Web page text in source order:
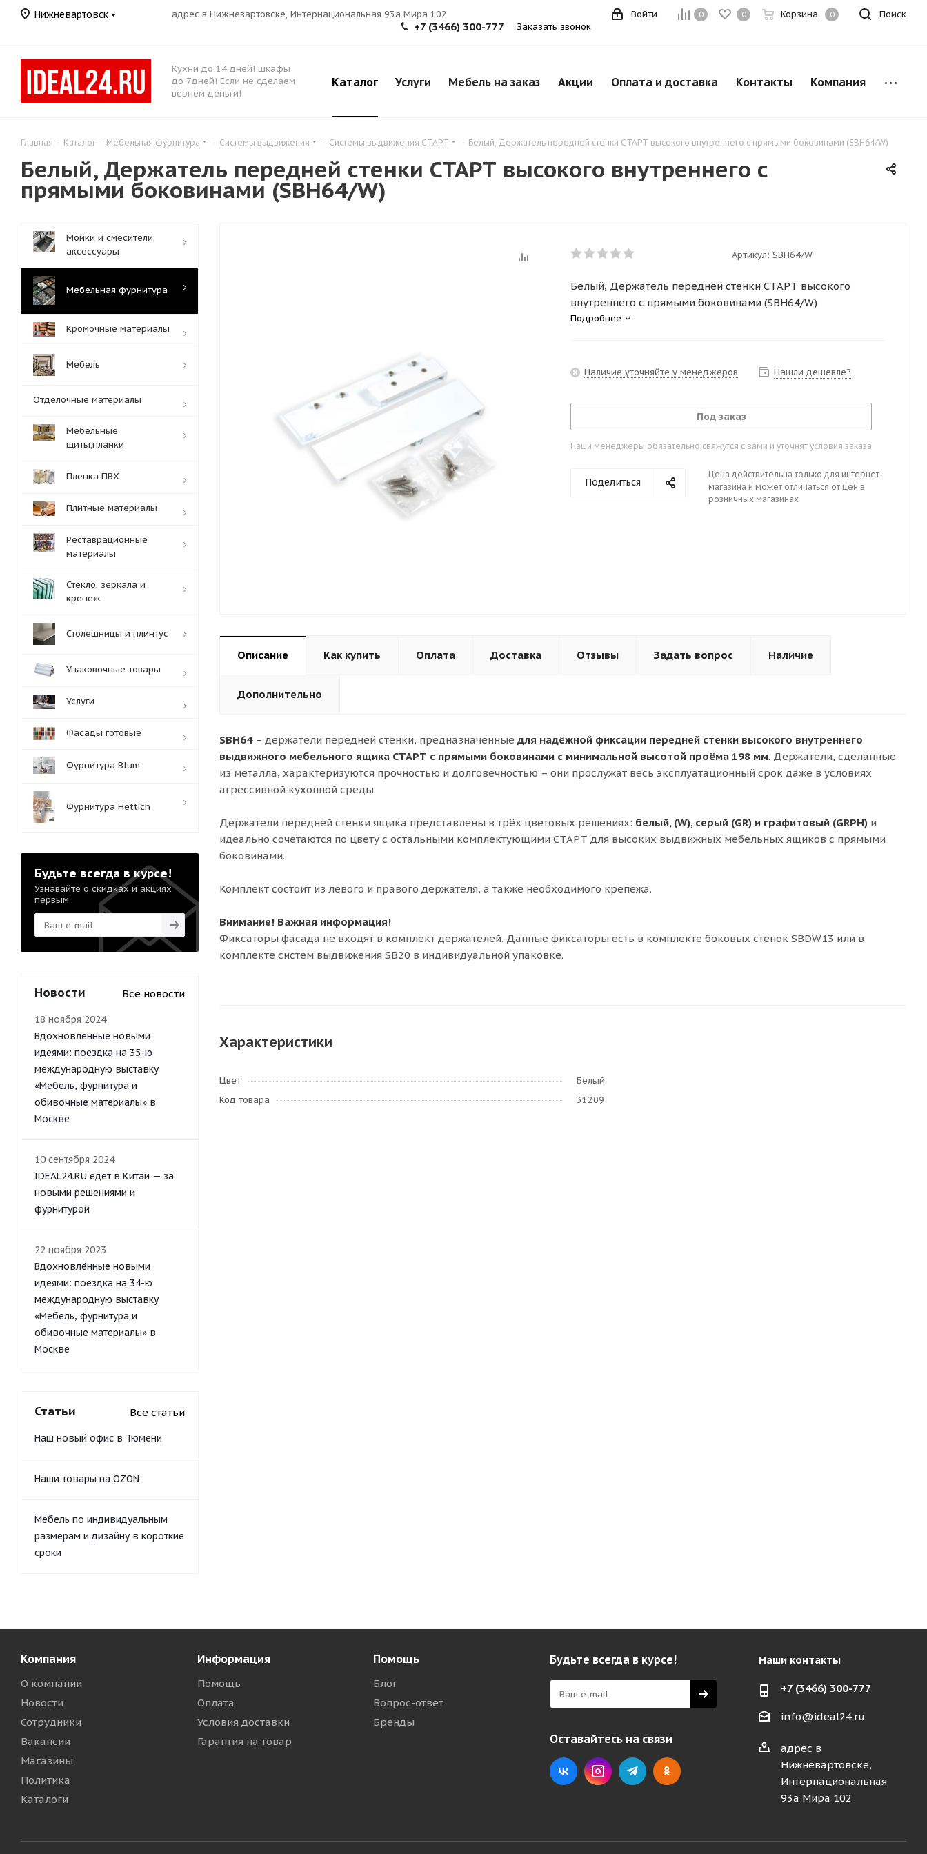
Нижневартовск адрес в Нижневартовске, Интернациональная 93а Мира 102 Поиск
0 0 Корзина 0
Войти
+7 (3466) 300-777 Заказать звонок
Кухни до 14 дней! шкафы
до 7дней! Если не сделаем
вернем деньги!
Каталог Услуги Мебель на заказ Акции Оплата и доставка Контакты Компания
Главная - Каталог - Мебельная фурнитура - Системы выдвижения - Системы выдвижения СТАРТ - Белый, Держатель передней стенки СТАРТ высокого внутреннего с прямыми боковинами (SBH64/W)
Белый, Держатель передней стенки СТАРТ высокого внутреннего с
прямыми боковинами (SBH64/W)
Артикул: SBH64/W
Белый, Держатель передней стенки СТАРТ высокого
внутреннего с прямыми боковинами (SBH64/W)
Подробнее
Наличие уточняйте у менеджеров Нашли дешевле?
Под заказ
Наши менеджеры обязательно свяжутся с вами и уточнят условия заказа
Поделиться
Цена действительна только для интернет-
магазина и может отличаться от цен в
розничных магазинах
Описание Как купить Оплата Доставка Отзывы Задать вопрос Наличие
Дополнительно
SBH64– держатели передней стенки, предназначенные для надёжной фиксации передней стенки высокого внутреннего
выдвижного мебельного ящика СТАРТ с прямыми боковинами с минимальной высотой проёма 198 мм. Держатели, сделанные
из металла, характеризуются прочностью и долговечностью – они прослужат весь эксплуатационный срок даже в условиях
агрессивной кухонной среды.
Держатели передней стенки ящика представлены в трёх цветовых решениях: белый, (W), серый (GR) и графитовый (GRPH) и
идеально сочетаются по цвету с остальными комплектующими СТАРТ для высоких выдвижных мебельных ящиков с прямыми
боковинами.
Комплект состоит из левого и правого держателя, а также необходимого крепежа.
Внимание! Важная информация!
Фиксаторы фасада не входят в комплект держателей. Данные фиксаторы есть в комплекте боковых стенок SBDW13 или в
комплекте систем выдвижения SB20 в индивидуальной упаковке.
Характеристики
Цвет
Белый
Код товара
31209
Мойки и смесители,
аксессуары
Мебельная фурнитура
Кромочные материалы
Мебель
Отделочные материалы
Мебельные
щиты,планки
Пленка ПВХ
Плитные материалы
Реставрационные
материалы
Стекло, зеркала и
крепеж
Столешницы и плинтус
Упаковочные товары
Услуги
Фасады готовые
Фурнитура Blum
Фурнитура Hettich
Будьте всегда в курсе!
Узнавайте о скидках и акциях
первым
Новости Все новости
18 ноября 2024
Вдохновлённые новыми
идеями: поездка на 35-ю
международную выставку
«Мебель, фурнитура и
обивочные материалы» в
Москве
10 сентября 2024
IDEAL24.RU едет в Китай — за
новыми решениями и
фурнитурой
22 ноября 2023
Вдохновлённые новыми
идеями: поездка на 34-ю
международную выставку
«Мебель, фурнитура и
обивочные материалы» в
Москве
Статьи Все статьи
Наш новый офис в Тюмени
Наши товары на OZON
Мебель по индивидуальным
размерам и дизайну в короткие
сроки
Компания
О компании
Новости
Сотрудники
Вакансии
Магазины
Политика
Каталоги
Информация
Помощь
Оплата
Условия доставки
Гарантия на товар
Помощь
Блог
Вопрос-ответ
Бренды
Будьте всегда в курсе!
Оставайтесь на связи
Наши контакты
+7 (3466) 300-777
info@ideal24.ru
адрес в
Нижневартовске,
Интернациональная
93а Мира 102